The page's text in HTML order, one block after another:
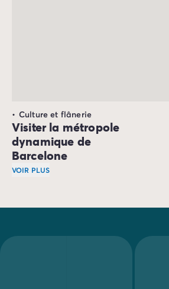
Culture et flânerie
Visiter la métropole
dynamique de
Barcelone
VOIR PLUS
Rapprochez-vous du bord de mer